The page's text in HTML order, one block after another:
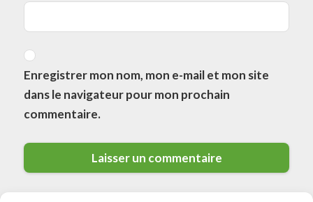
Enregistrer mon nom, mon e-mail et mon site
dans le navigateur pour mon prochain
commentaire.